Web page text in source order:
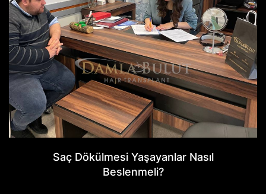
Saç Dökülmesi Yaşayanlar Nasıl
Beslenmeli?